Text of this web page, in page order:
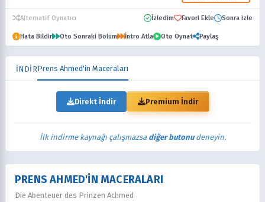
Alternatif Oynatıcı İzledim Favori Ekle Sonra izle
Hata Bildir Oto Sonraki Bölüm İntro Atla Oto Oynat Paylaş
İNDİRPrens Ahmed'in Maceraları
Direkt İndir Premium İndir
İlk indirme kaynağı çalışmazsa diğer butonudeneyin.
PRENS AHMED'IN MACERALARI
Die Abenteuer des Prinzen Achmed